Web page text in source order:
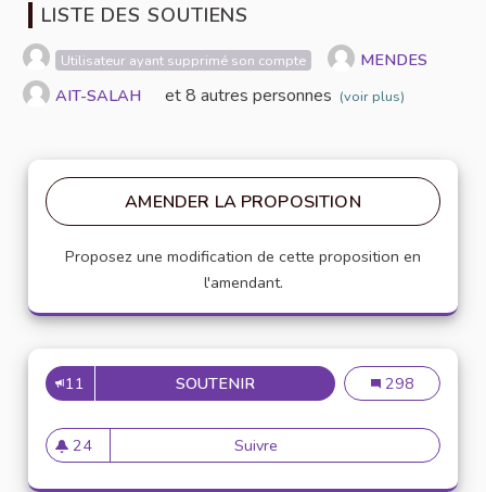
LISTE DES SOUTIENS
Utilisateur ayant supprimé son compte
MENDES
AIT-SALAH
et 8 autres personnes (voir plus)
AMENDER LA PROPOSITION
Proposez une modification de cette proposition en
l'amendant.
11 SOUTENIR INSCRIRE LA CHARTE DANS
Inscrire la
298
24
24 abonnés
Suivre Inscrire la charte dans un